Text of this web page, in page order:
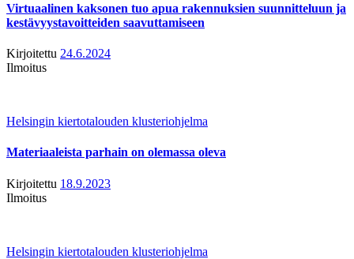
Virtuaalinen kaksonen tuo apua rakennuksien suunnitteluun ja
kestävyystavoitteiden saavuttamiseen
Kirjoitettu 24.6.2024
Ilmoitus
Helsingin kiertotalouden klusteriohjelma
Materiaaleista parhain on olemassa oleva
Kirjoitettu 18.9.2023
Ilmoitus
Helsingin kiertotalouden klusteriohjelma